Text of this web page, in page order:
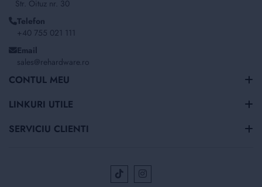
Str. Oituz nr. 30
Telefon
+40 755 021 111
Email
sales@rehardware.ro
CONTUL MEU
LINKURI UTILE
SERVICIU CLIENTI